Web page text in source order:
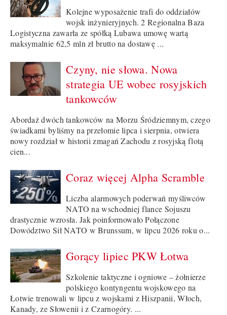
Kolejne wyposażenie trafi do oddziałów
wojsk inżynieryjnych. 2 Regionalna Baza
Logistyczna zawarła ze spółką Lubawa umowę wartą
maksymalnie 62,5 mln zł brutto na dostawę ...
Czyny, nie słowa. Nowa
strategia UE wobec rosyjskich
tankowców
Abordaż dwóch tankowców na Morzu Śródziemnym, czego
świadkami byliśmy na przełomie lipca i sierpnia, otwiera
nowy rozdział w historii zmagań Zachodu z rosyjską flotą
cien...
Coraz więcej Alpha Scramble
Liczba alarmowych poderwań myśliwców
NATO na wschodniej flance Sojuszu
drastycznie wzrosła. Jak poinformowało Połączone
Dowództwo Sił NATO w Brunssum, w lipcu 2026 roku o...
Gorący lipiec PKW Łotwa
Szkolenie taktyczne i ogniowe – żołnierze
polskiego kontyngentu wojskowego na
Łotwie trenowali w lipcu z wojskami z Hiszpanii, Włoch,
Kanady, ze Słowenii i z Czarnogóry. ...